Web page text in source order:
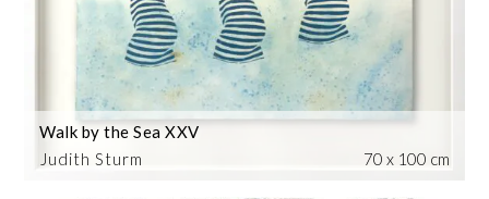
Judith Sturm
Walk by the Sea XXV
70 x 100 cm